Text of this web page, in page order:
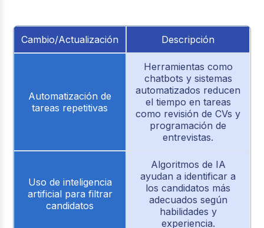
Cambio/Actualización Descripción
Automatización de
tareas repetitivas
Herramientas como
chatbots y sistemas
automatizados reducen
el tiempo en tareas
como revisión de CVs y
programación de
entrevistas.
Uso de inteligencia
artificial para filtrar
candidatos
Algoritmos de IA
ayudan a identificar a
los candidatos más
adecuados según
habilidades y
experiencia.